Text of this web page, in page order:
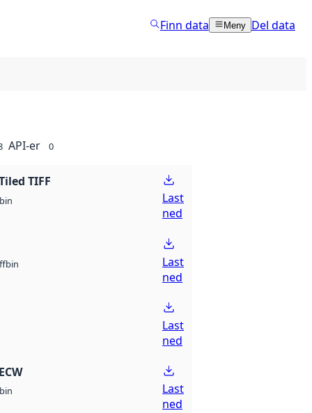
Finn data Meny Del data
API-er 0
TIFF
bin
Last
ned
bin
Last
ned
Last
ned
bin
Last
ned